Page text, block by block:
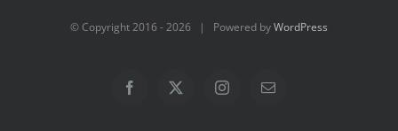
© Copyright 2016 -2026 | Powered byWordPress
Facebook
X InstagramCorreo